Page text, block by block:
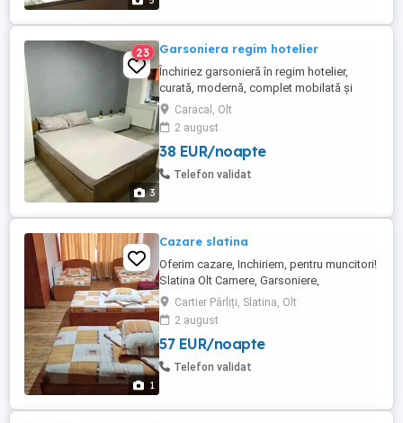
3
23 Garsoniera regim hotelier
Închiriez garsonieră în regim hotelier,
curată, modernă, complet mobilată și
utilată. Preț: 200 lei zi.
Caracal, Olt
2 august
38 EUR/noapte
Telefon validat
1
Cazare slatina
Oferim cazare, Inchiriem, pentru muncitori!
Slatina Olt Camere, Garsoniere,
Apartamente Capacități diferite între 3-4-5
persoane în fiecare cameră avem 45 de
camere Toate imobilele sunt dotate cu
paturi single, băi proprii, televizor, frigider,
cafetiera, AC, cu acces la terasa acoperita
Cartier Pârliți, Slatina, Olt
2 august
57 EUR/noapte
Telefon validat